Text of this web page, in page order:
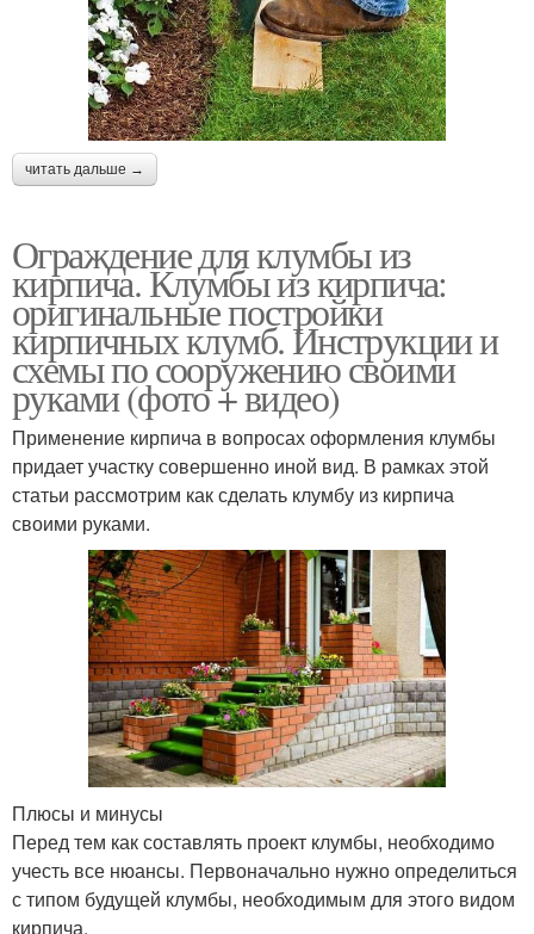
читать дальше →
Ограждение для клумбы из
кирпича. Клумбы из кирпича:
оригинальные постройки
кирпичных клумб. Инструкции и
схемы по сооружению своими
руками (фото + видео)
Применение кирпича в вопросах оформления клумбы
придает участку совершенно иной вид. В рамках этой
статьи рассмотрим как сделать клумбу из кирпича
своими руками.
Плюсы и минусы
Перед тем как составлять проект клумбы, необходимо
учесть все нюансы. Первоначально нужно определиться
с типом будущей клумбы, необходимым для этого видом
кирпича.